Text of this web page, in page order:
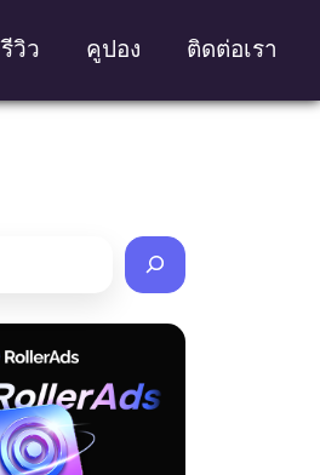
รีวิว คูปอง ติดต่อเรา